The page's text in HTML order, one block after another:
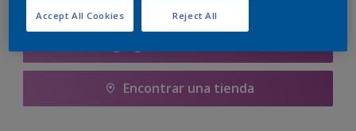
Encontrar una tienda
Reject All
Accept All Cookies